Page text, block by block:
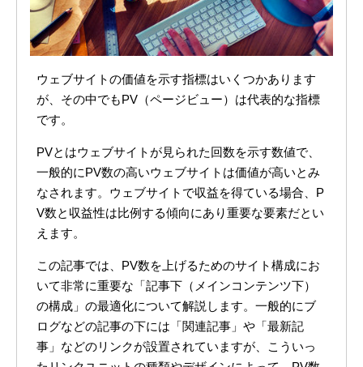
ウェブサイトの価値を示す指標はいくつかあります
が、その中でもPV（ページビュー）は代表的な指標
です。
PVとはウェブサイトが見られた回数を示す数値で、
一般的にPV数の高いウェブサイトは価値が高いとみ
なされます。ウェブサイトで収益を得ている場合、P
V数と収益性は比例する傾向にあり重要な要素だとい
えます。
この記事では、PV数を上げるためのサイト構成にお
いて非常に重要な「記事下（メインコンテンツ下）
の構成」の最適化について解説します。一般的にブ
ログなどの記事の下には「関連記事」や「最新記
事」などのリンクが設置されていますが、こういっ